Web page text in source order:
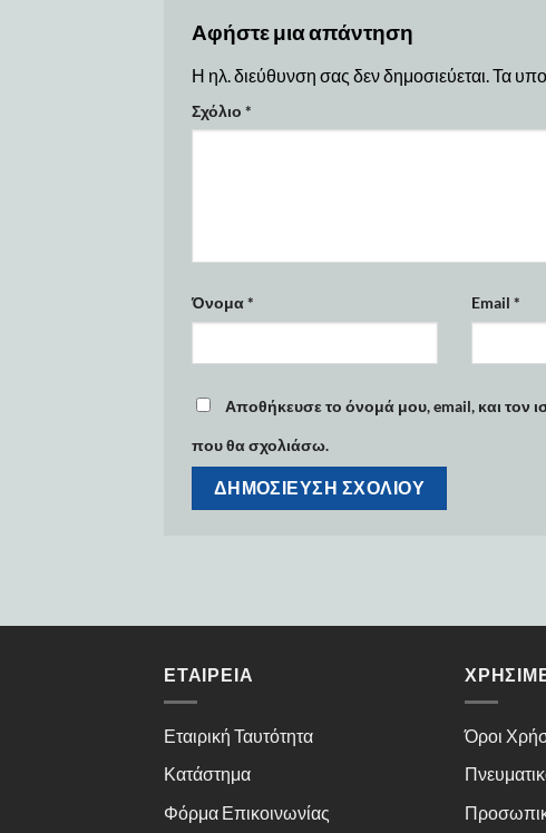
Αφήστε μια απάντηση
Η ηλ. διεύθυνση σας δεν δημοσιεύεται. Τα
Σχόλιο *
Όνομα* Email *
Αποθήκευσε το όνομά μου, email, και τον
που θα σχολιάσω.
ΕΤΑΙΡΕΊΑ
Εταιρική Ταυτότητα
Κατάστημα
Φόρμα Επικοινωνίας
Όροι